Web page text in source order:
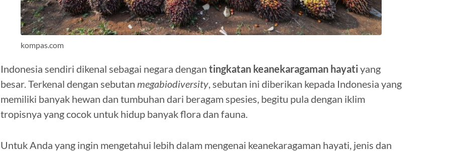
kompas.com
Indonesia sendiri dikenal sebagai negara dengan tingkatan keanekaragaman hayatiyang
besar. Terkenal dengan sebutan megabiodiversity, sebutan ini diberikan kepada Indonesia yang
memiliki banyak hewan dan tumbuhan dari beragam spesies, begitu pula dengan iklim
tropisnya yang cocok untuk hidup banyak flora dan fauna.
Untuk Anda yang ingin mengetahui lebih dalam mengenai keanekaragaman hayati, jenis dan